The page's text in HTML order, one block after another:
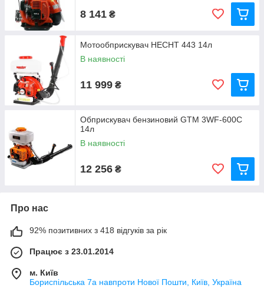
8 141 ₴
Мотообприскувач HECHT 443 14л
В наявності
11 999 ₴
Обприскувач бензиновий GTM 3WF-600C
14л
В наявності
12 256 ₴
Про нас
92% позитивних з 418 відгуків за рік
Працює з 23.01.2014
м. Київ
Бориспільська 7а навпроти Нової Пошти, Київ, Україна